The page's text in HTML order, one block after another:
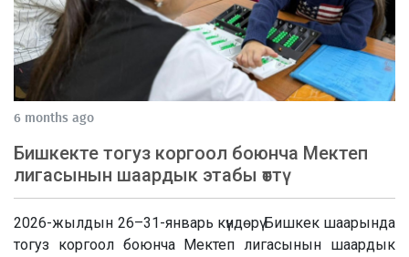
6 months ago
Бишкекте тогуз коргоол боюнча Мектеп
лигасынын шаардык этабы өттү
2026-жылдын 26–31-январь күндөрү Бишкек шаарында
тогуз коргоол боюнча Мектеп лигасынын шаардык